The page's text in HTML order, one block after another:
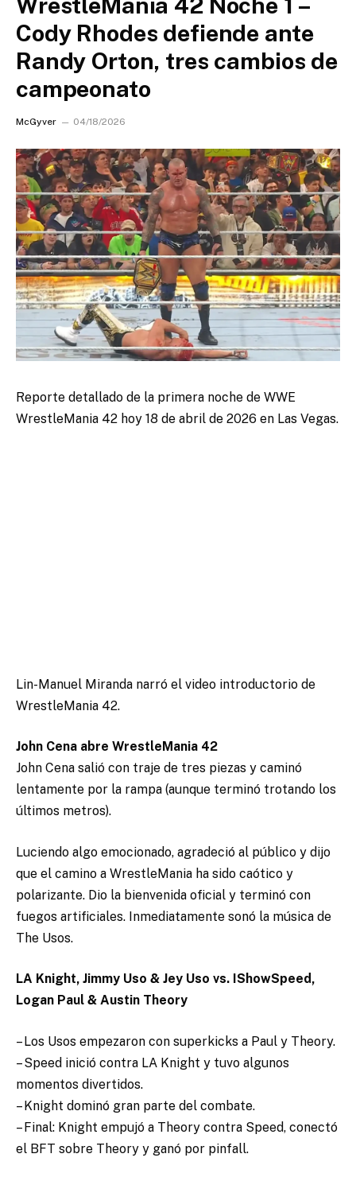
Cody Rhodes defiende ante
Randy Orton, tres cambios de
campeonato
McGyver 04/18/2026
Reporte detallado de la primera noche de WWE
WrestleMania 42 hoy 18 de abril de 2026 en Las Vegas.
Lin-Manuel Miranda narró el video introductorio de
WrestleMania 42.
John Cena abre WrestleMania 42
John Cena salió con traje de tres piezas y caminó
lentamente por la rampa (aunque terminó trotando los
últimos metros).
Luciendo algo emocionado, agradeció al público y dijo
que el camino a WrestleMania ha sido caótico y
polarizante. Dio la bienvenida oficial y terminó con
fuegos artificiales. Inmediatamente sonó la música de
The Usos.
LA Knight, Jimmy Uso & Jey Uso vs. IShowSpeed,
Logan Paul & Austin Theory
– Los Usos empezaron con superkicks a Paul y Theory.
– Speed inició contra LA Knight y tuvo algunos
momentos divertidos.
– Knight dominó gran parte del combate.
– Final: Knight empujó a Theory contra Speed, conectó
el BFT sobre Theory y ganó por pinfall.